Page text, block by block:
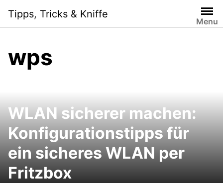
content
Tipps, Tricks & Kniffe
Menu
wps
WLAN sicherer machen:
Konfigurationstipps für
ein sicheres WLAN per
Fritzbox